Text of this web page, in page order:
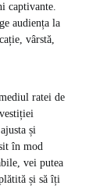
captivante.
audiența la
vârstă,
ratei de
și
în mod
vei putea
și să îți